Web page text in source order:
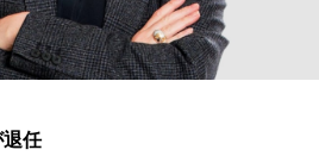
退任